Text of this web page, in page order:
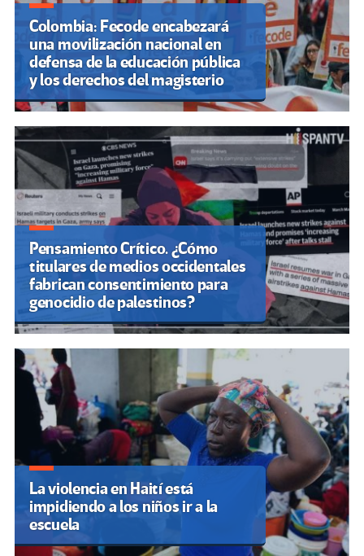
Colombia: Fecode encabezará
una movilización nacional en
defensa de la educación pública
y los derechos del magisterio
Pensamiento Crítico. ¿Cómo
titulares de medios occidentales
fabrican consentimiento para
genocidio de palestinos?
La violencia en Haití está
impidiendo a los niños ir a la
escuela